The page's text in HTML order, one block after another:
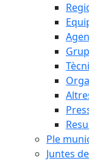
Ple
Juntes